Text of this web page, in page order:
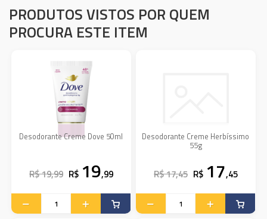
PRODUTOS VISTOS POR QUEM
PROCURA ESTE ITEM
Desodorante Creme Dove 50ml
R$ 19,99 R$ 19,99
Desodorante Creme Herbíssimo
55g
R$ 17,45 R$ 17,45